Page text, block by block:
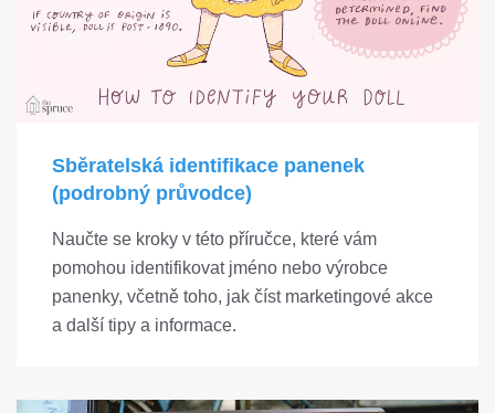
Sběratelská identifikace panenek
(podrobný průvodce)
Naučte se kroky v této příručce, které vám
pomohou identifikovat jméno nebo výrobce
panenky, včetně toho, jak číst marketingové akce
a další tipy a informace.